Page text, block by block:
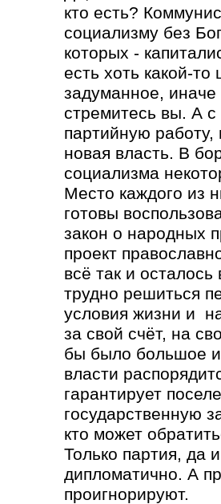
кто есть?
социализму без
которых -
есть хоть какой-
задуманное, иначе
стремитесь вы. А
партийную работу,
новая власть. В
социализма
Место каждого из
готовы
закон о народных
проект
всё так и
трудно решиться
условия жизни и
за свой счёт, на
бы было большое
власти
гарантирует
государственную
кто может
Только партия, да
дипломатично. А
проигнорируют.